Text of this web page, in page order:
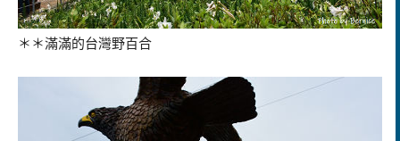
＊＊滿滿的台灣野百合